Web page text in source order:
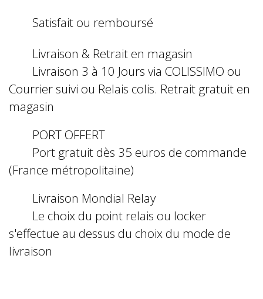
Satisfait ou remboursé
Livraison & Retrait en magasin
Livraison 3 à 10 Jours via COLISSIMO ou
Courrier suivi ou Relais colis. Retrait gratuit en
magasin
PORT OFFERT
Port gratuit dès 35 euros de commande
(France métropolitaine)
Livraison Mondial Relay
Le choix du point relais ou locker
s'effectue au dessus du choix du mode de
livraison